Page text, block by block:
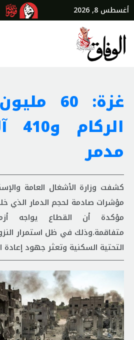
أغسطس 8, 2026
غزة:
مدمر
كشفت وزارة الأشغال العامة
مؤشرات صادمة لحجم الدمار الذي
مؤكدة أن القطاع يواجه
متفاقمة.وذلك في ظل استمرار
التحتية السكنية وتعثر جهود إعادة